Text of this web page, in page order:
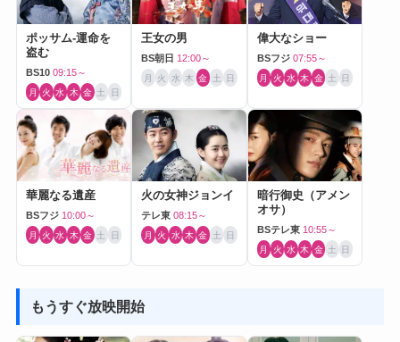
ポッサム-運命を
盗む
BS10 09:15～
月 火 水 木 金 土 日
王女の男
BS朝日 12:00～
月 火 水 木 金 土 日
偉大なショー
BSフジ 07:55～
月 火 水 木 金 土 日
華麗なる遺産
BSフジ 10:00～
月 火 水 木 金 土 日
火の女神ジョンイ
テレ東 08:15～
月 火 水 木 金 土 日
暗行御史（アメン
オサ）
BSテレ東 10:55～
月 火 水 木 金 土 日
もうすぐ放映開始